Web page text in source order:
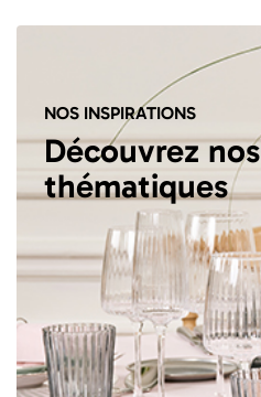
NOS INSPIRATIONS
Découvrez nos
thématiques